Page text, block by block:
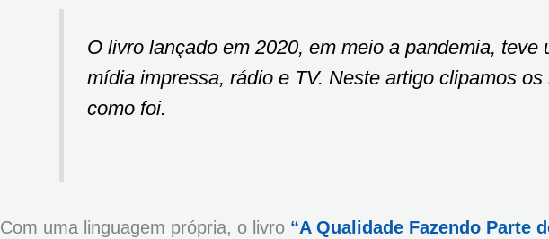
O livro lançado em 2020, em meio a pandemia, teve
mídia impressa, rádio e TV. Neste artigo clipamos
como foi.
Com uma linguagem própria, o livro “A Qualidade Fazendo Parte